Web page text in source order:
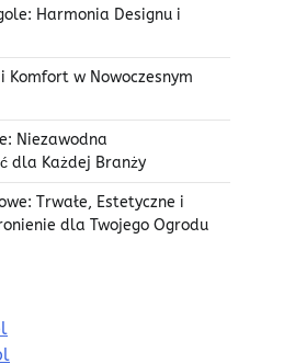
Harmonia Designu i
Komfort w Nowoczesnym
Niezawodna
dla Każdej Branży
Trwałe, Estetyczne i
dla Twojego Ogrodu